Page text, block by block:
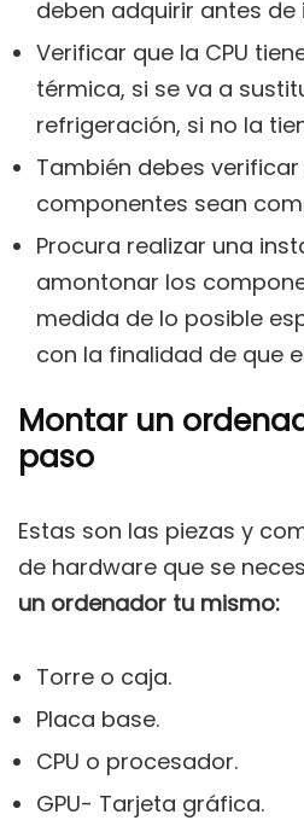
deben adquirir antes
Verificar que la CPU
térmica, si se va a
refrigeración, si no la
También debes
componentes sean
Procura realizar una
amontonar los
medida de lo posible
con la finalidad de que
Montar un
paso
Estas son las piezas y
de hardware que se
un ordenador tu mismo:
Torre o caja.
Placa base.
CPU o procesador.
GPU- Tarjeta gráfica.